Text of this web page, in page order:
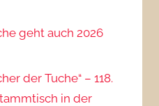
geht auch 2026
der Tuche“ – 118.
in der